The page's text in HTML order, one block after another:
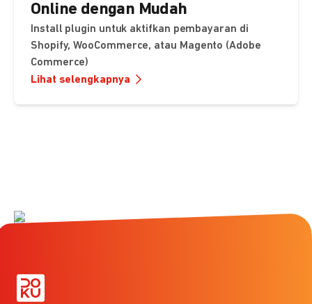
Online dengan Mudah
Install plugin untuk aktifkan pembayaran di
Shopify, WooCommerce, atau Magento (Adobe
Commerce)
Lihat selengkapnya